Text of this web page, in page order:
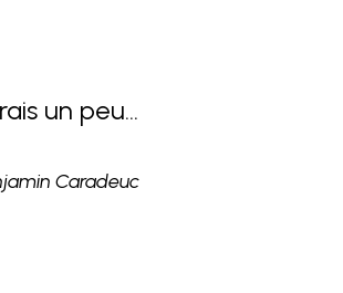
un peu
Caradeuc